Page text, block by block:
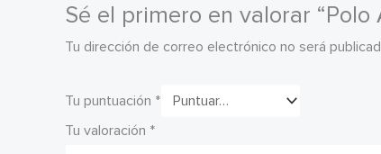
Sé el primero en valorar “Polo
Tu dirección de correo electrónico no será
Tu puntuación *
Tu valoración *